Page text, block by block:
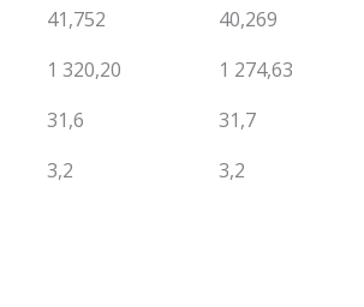
41,752 40,269
1 320,20 1 274,63
31,6 31,7
3,2 3,2